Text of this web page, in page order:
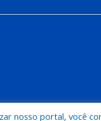
nosso portal, você